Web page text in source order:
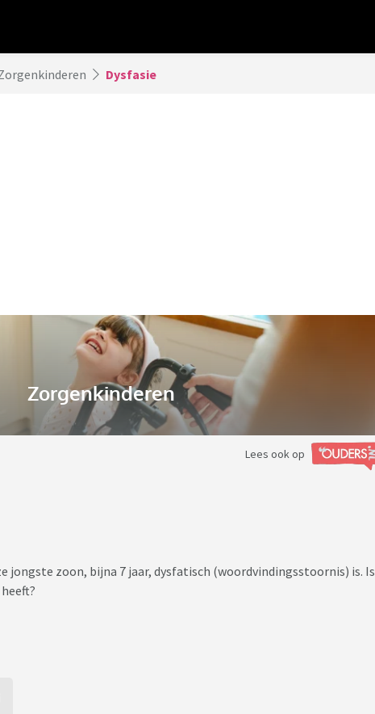
Dysfasie
Zorgenkinderen
Lees ook op
jongste zoon, bijna 7 jaar, dysfatisch (woordvindingsstoornis) is. Is